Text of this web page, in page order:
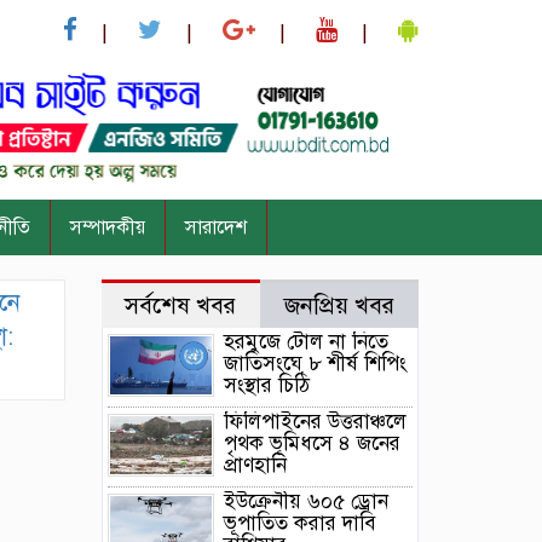
সম্পাদকীয় সারাদেশ
সর্বশেষ খবর জনপ্রিয় খবর
হরমুজে টোল না নিতে
জাতিসংঘে ৮ শীর্ষ শিপিং
সংস্থার চিঠি
ফিলিপাইনের উত্তরাঞ্চলে
পৃথক ভূমিধসে ৪ জনের
প্রাণহানি
ইউক্রেনীয় ৬০৫ ড্রোন
ভূপাতিত করার দাবি